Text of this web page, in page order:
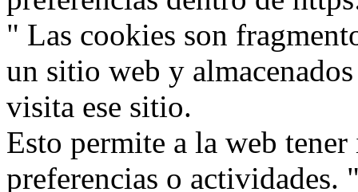
" Las cookies son
un sitio web y
visita ese sitio.
Esto permite a la web
preferencias o actividades.